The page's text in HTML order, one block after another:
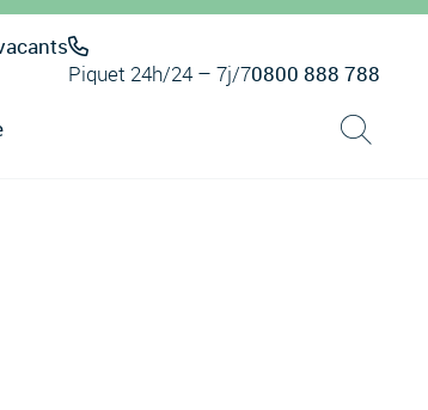
Piquet 24h/24 – 7j/70800 888 788